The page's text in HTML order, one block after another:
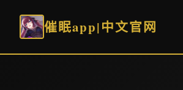
催眠app|中文官网